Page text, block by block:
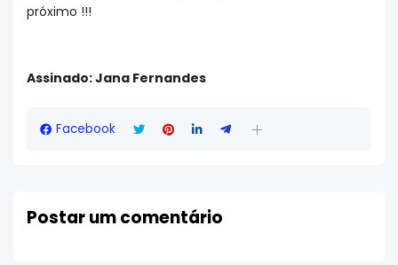
próximo !!!
Assinado: Jana Fernandes
Facebook
Postar um comentário